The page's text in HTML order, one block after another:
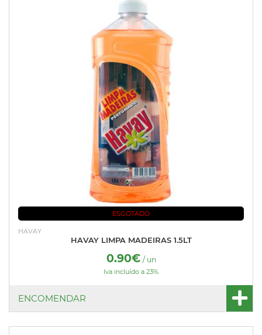
ESGOTADO
HAVAY
HAVAY LIMPA MADEIRAS 1.5LT
0.90€ / un
Iva incluído a 23%
ENCOMENDAR